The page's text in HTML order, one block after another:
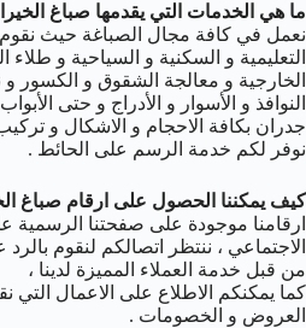
ما هي الخدمات التي يقدمها صباغ
نعمل في كافة مجال الصباغة حيث
التعليمية و السكنية و السياحية و طلاء
الخارجية و معالجة الشقوق و الكسور و
النوافذ و الأسوار و الأدراج و حتى
جدران بكافة الاحجام و الاشكال و
نوفر لكم خدمة الرسم على الحائط .
كيف يمكننا الحصول على ارقام صباغ
ارقامنا موجودة على صفحتنا الرسمية
الاجتماعي ، ننتظر اتصالكم لنقوم
من قبل خدمة العملاء المميزة لدينا ،
كما يمكنكم الاطلاع على الاعمال التي
العروض و الخصومات .